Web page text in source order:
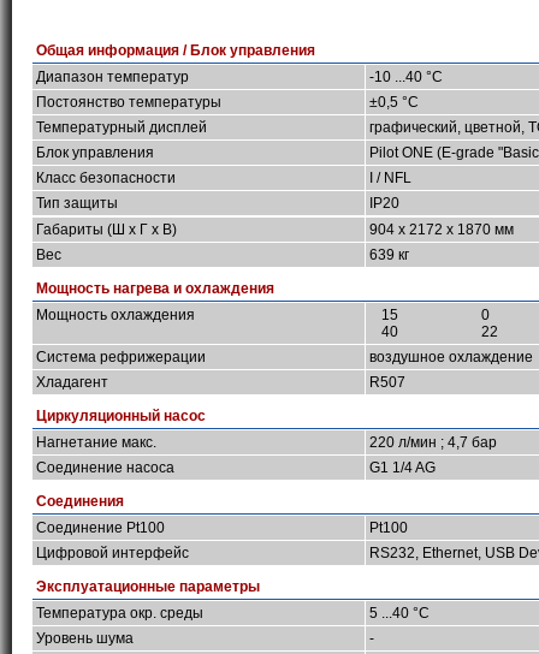
Общая информация / Блок управления
Диапазон температур
-10 ...40 °C
Постоянство температуры
±0,5 °C
Температурный дисплей
графический, цветной,
Блок управления
Pilot ONE (E-grade
Класс безопасности
I / NFL
Тип защиты
IP20
Габариты (Ш х Г х В)
904 x 2172 x 1870 мм
Вес
639 кг
Мощность нагрева и охлаждения
Мощность охлаждения
15
0
40
22
Система рефрижерации
воздушное охлаждение
Хладагент
R507
Циркуляционный насос
Нагнетание макс.
220 л/мин ; 4,7 бар
Соединение насоса
G1 1/4 AG
Соединения
Соединение Pt100
Pt100
Цифровой интерфейс
RS232, Ethernet, USB
Эксплуатационные параметры
Температура окр. среды
5 ...40 °C
Уровень шума
-